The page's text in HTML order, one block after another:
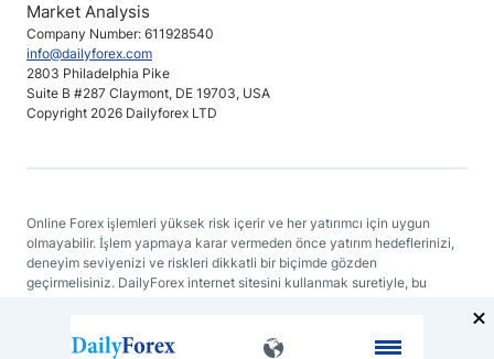
Company Number: 611928540
info@dailyforex.com
2803 Philadelphia Pike
Suite B #287 Claymont, DE 19703, USA
Copyright 2026 Dailyforex LTD
Market Analysis
Online Forex işlemleri yüksek risk içerir ve her yatırımcı için uygun
olmayabilir. İşlem yapmaya karar vermeden önce yatırım hedeflerinizi,
deneyim seviyenizi ve riskleri dikkatli bir biçimde gözden
geçirmelisiniz. DailyForex internet sitesini kullanmak suretiyle, bu
tutmayacağınızı baştan kabul etmiş sayılırsınız.